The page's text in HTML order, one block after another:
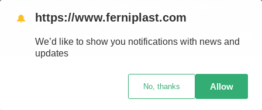
🔔 https://www.ferniplast.com
We’d like to show you notifications with news and
updates
No, thanks Allow